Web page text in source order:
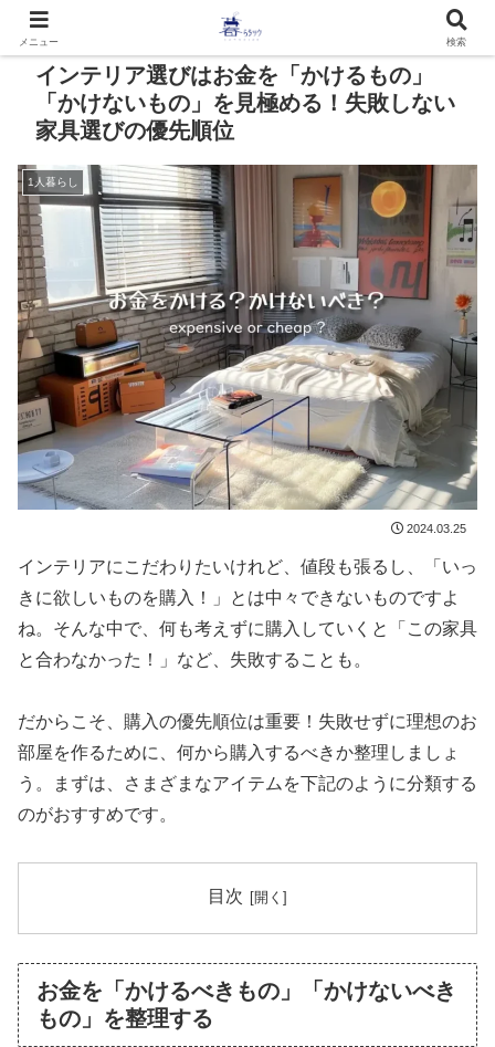
インテリア選びはお金を「かけるもの」
「かけないもの」を見極める！失敗しない
家具選びの優先順位
1人暮らし
2024.03.25
インテリアにこだわりたいけれど、値段も張るし、「いっ
きに欲しいものを購入！」とは中々できないものですよ
ね。そんな中で、何も考えずに購入していくと「この家具
と合わなかった！」など、失敗することも。
だからこそ、購入の優先順位は重要！失敗せずに理想のお
部屋を作るために、何から購入するべきか整理しましょ
う。まずは、さまざまなアイテムを下記のように分類する
のがおすすめです。
目次
お金を「かけるべきもの」「かけないべき
もの」を整理する
メニュー 検索